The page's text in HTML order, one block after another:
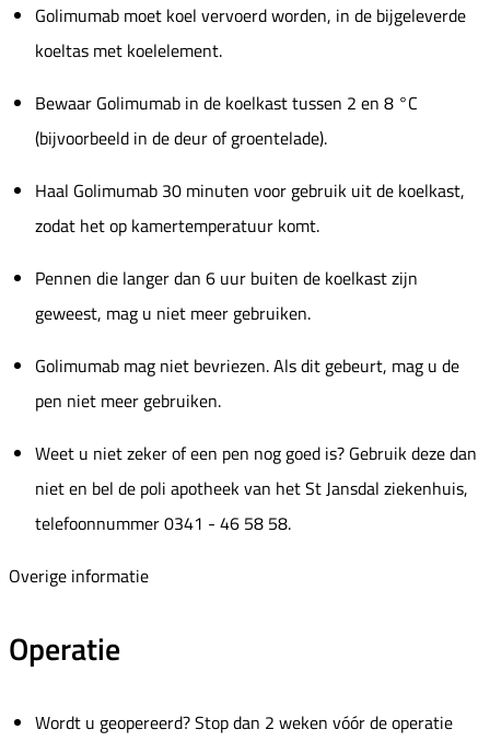
Golimumab moet koel vervoerd worden, in de bijgeleverde
koeltas met koelelement.
Bewaar Golimumab in de koelkast tussen 2 en 8 °C
(bijvoorbeeld in de deur of groentelade).
Haal Golimumab 30 minuten voor gebruik uit de koelkast,
zodat het op kamertemperatuur komt.
Pennen die langer dan 6 uur buiten de koelkast zijn
geweest, mag u niet meer gebruiken.
Golimumab mag niet bevriezen. Als dit gebeurt, mag u de
pen niet meer gebruiken.
Weet u niet zeker of een pen nog goed is? Gebruik deze dan
niet en bel de poli apotheek van het St Jansdal ziekenhuis,
telefoonnummer 0341 - 46 58 58.
Overige informatie
Operatie
Wordt u geopereerd? Stop dan 2 weken vóór de operatie